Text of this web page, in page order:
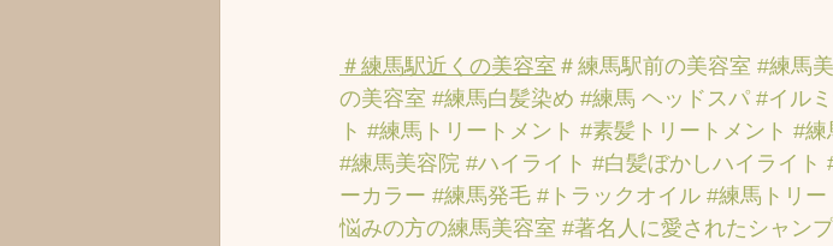
＃練馬駅近くの美容室 ＃練馬駅前の美容室 #練馬
の美容室 #練馬白髪染め #練馬 ヘッドスパ #イル
ト #練馬トリートメント #素髪トリートメント #練
#練馬美容院 #ハイライト #白髪ぼかしハイライト
ーカラー #練馬発毛 #トラックオイル #練馬トリー
悩みの方の練馬美容室 #著名人に愛されたシャン